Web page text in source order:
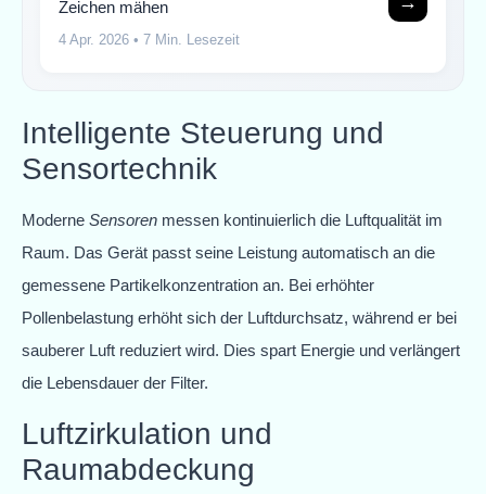
Zeichen mähen
4 Apr. 2026 • 7 Min. Lesezeit
Intelligente Steuerung und
Sensortechnik
Moderne Sensoren messen kontinuierlich die Luftqualität im
Raum. Das Gerät passt seine Leistung automatisch an die
gemessene Partikelkonzentration an. Bei erhöhter
Pollenbelastung erhöht sich der Luftdurchsatz, während er bei
sauberer Luft reduziert wird. Dies spart Energie und verlängert
die Lebensdauer der Filter.
Luftzirkulation und
Raumabdeckung